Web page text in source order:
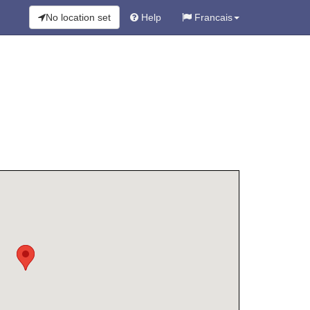
No location set Help Francais